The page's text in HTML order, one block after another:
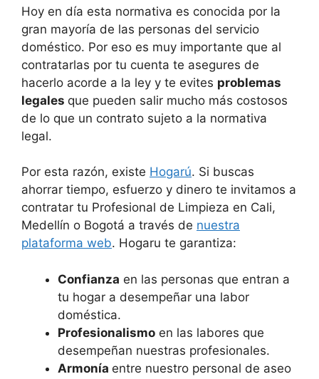
Hoy en día esta normativa es conocida por la
gran mayoría de las personas del servicio
doméstico. Por eso es muy importante que al
contratarlas por tu cuenta te asegures de
hacerlo acorde a la ley y te evites problemas
legales que pueden salir mucho más costosos
de lo que un contrato sujeto a la normativa
legal.
Por esta razón, existe Hogarú. Si buscas
ahorrar tiempo, esfuerzo y dinero te invitamos a
contratar tu Profesional de Limpieza en Cali,
Medellín o Bogotá a través de nuestra
plataforma web. Hogaru te garantiza:
Confianza en las personas que entran a
tu hogar a desempeñar una labor
doméstica.
Profesionalismo en las labores que
desempeñan nuestras profesionales.
Armonía entre nuestro personal de aseo